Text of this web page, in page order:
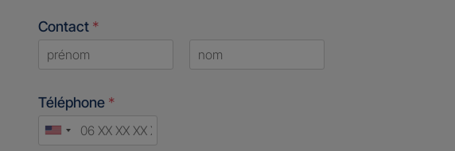
Contact *
Téléphone *
United